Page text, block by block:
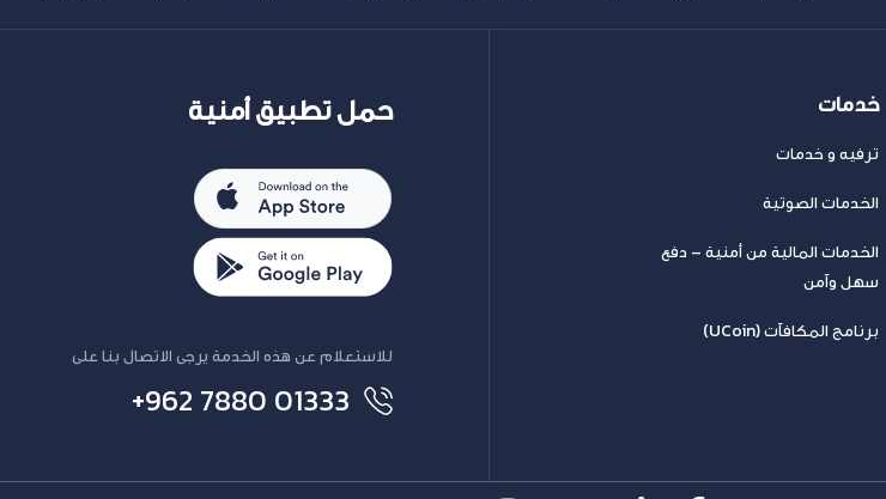
خدمات
ترفيه و خدمات
الخدمات الصوتية
الخدمات المالية من أمنية – دفع
سهل وآمن
برنامج المكافآت (UCoin)
حمل تطبيق أمنية
للاستعلام عن هذه الخدمة يرجى الاتصال بنا على
+962 7880 01333